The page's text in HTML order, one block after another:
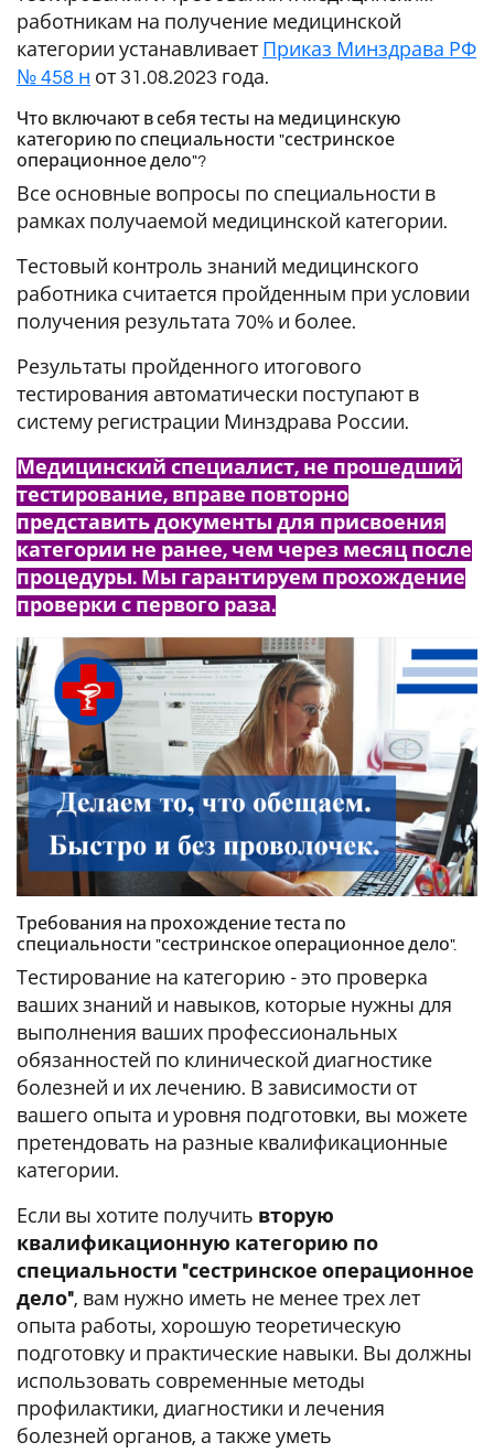
работникам на получение медицинской
категории устанавливает Приказ Минздрава РФ
№ 458 н от 31.08.2023 года.
Что включают в себя тесты на медицинскую
категорию по специальности "сестринское
операционное дело"?
Все основные вопросы по специальности в
рамках получаемой медицинской категории.
Тестовый контроль знаний медицинского
работника считается пройденным при условии
получения результата 70% и более.
Результаты пройденного итогового
тестирования автоматически поступают в
систему регистрации Минздрава России.
Медицинский специалист, не прошедший
тестирование, вправе повторно
представить документы для присвоения
категории не ранее, чем через месяц после
процедуры. Мы гарантируем прохождение
проверки с первого раза.
Требования на прохождение теста по
специальности "сестринское операционное дело".
Тестирование на категорию - это проверка
ваших знаний и навыков, которые нужны для
выполнения ваших профессиональных
обязанностей по клинической диагностике
болезней и их лечению. В зависимости от
вашего опыта и уровня подготовки, вы можете
претендовать на разные квалификационные
категории.
Если вы хотите получить вторую
квалификационную категорию по
специальности "сестринское операционное
дело", вам нужно иметь не менее трех лет
опыта работы, хорошую теоретическую
подготовку и практические навыки. Вы должны
использовать современные методы
профилактики, диагностики и лечения
болезней органов, а также уметь